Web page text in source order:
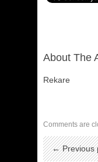
About The
Rekare
Comments are
← Previous